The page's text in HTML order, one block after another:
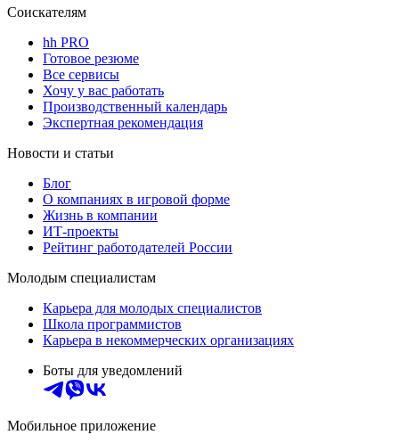
Соискателям
hh PRO
Готовое резюме
Все сервисы
Хочу у вас работать
Производственный календарь
Экспертная рекомендация
Новости и статьи
Блог
О компаниях в игровой форме
Жизнь в компании
ИТ-проекты
Рейтинг работодателей России
Молодым специалистам
Карьера для молодых специалистов
Школа программистов
Карьера в некоммерческих организациях
Боты для уведомлений
Мобильное приложение